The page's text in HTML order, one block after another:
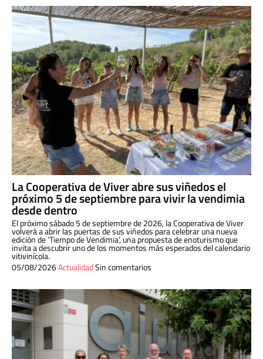
La Cooperativa de Viver abre sus viñedos el
próximo 5 de septiembre para vivir la vendimia
desde dentro
El próximo sábado 5 de septiembre de 2026, la Cooperativa de Viver
volverá a abrir las puertas de sus viñedos para celebrar una nueva
edición de ‘Tiempo de Vendimia’, una propuesta de enoturismo que
invita a descubrir uno de los momentos más esperados del calendario
vitivinícola.
05/08/2026ActualidadSin comentarios